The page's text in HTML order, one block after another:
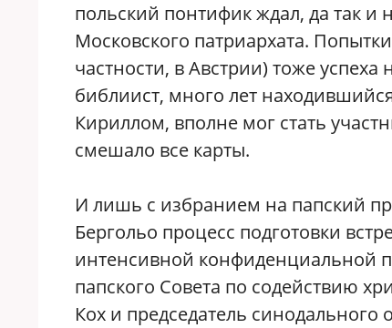
польский понтифик ждал, да так и
Московского патриархата.
частности, в Австрии) тоже
библиист, много лет
Кириллом, вполне мог стать
смешало все карты.
И лишь с избранием на папский
Бергольо процесс подготовки
интенсивной конфиденциальной
папского Совета по содействию
Кох и председатель